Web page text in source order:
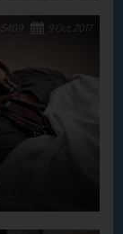
9 Oct, 2017
5409